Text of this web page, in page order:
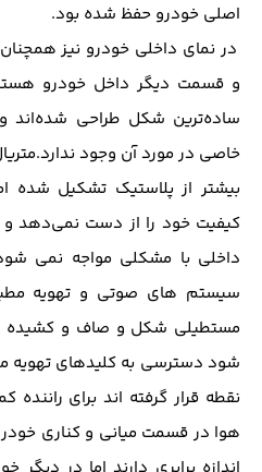
اصلی خودرو حفظ شده بود.
در نمای داخلی خودرو نیز
و قسمت دیگر داخل خودرو
ساده‌ترین شکل طراحی شده‌اند و
بیشتر از پلاستیک تشکیل شده
کیفیت خود را از دست نمی‌دهد و
داخلی با مشکلی مواجه نمی
سیستم های صوتی و تهویه
مستطیلی شکل و صاف و کشیده
شود دسترسی به کلیدهای تهویه
نقطه قرار گرفته اند برای
هوا در قسمت میانی و کناری